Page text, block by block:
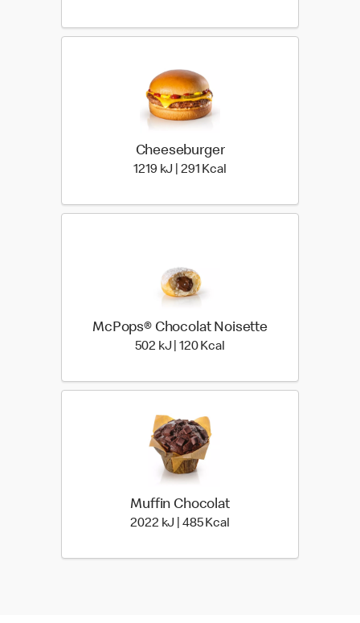
Cheeseburger
1219 kJ | 291 Kcal
McPops® Chocolat Noisette
502 kJ | 120 Kcal
Muffin Chocolat
2022 kJ | 485 Kcal